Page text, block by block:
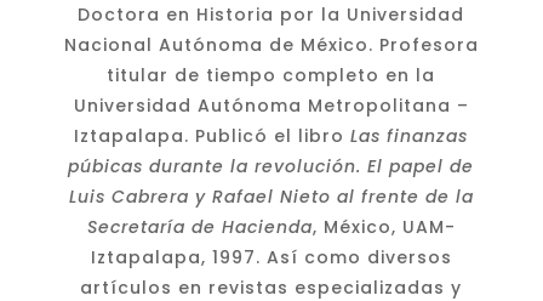
Doctora en Historia por la Universidad
Nacional Autónoma de México. Profesora
titular de tiempo completo en la
Universidad Autónoma Metropolitana –
Iztapalapa. Publicó el libroLas finanzas
púbicas durante la revolución. El papel de
Luis Cabrera y Rafael Nieto al frente de la
Secretaría de Hacienda, México, UAM-
Iztapalapa, 1997. Así como diversos
artículos en revistas especializadas y